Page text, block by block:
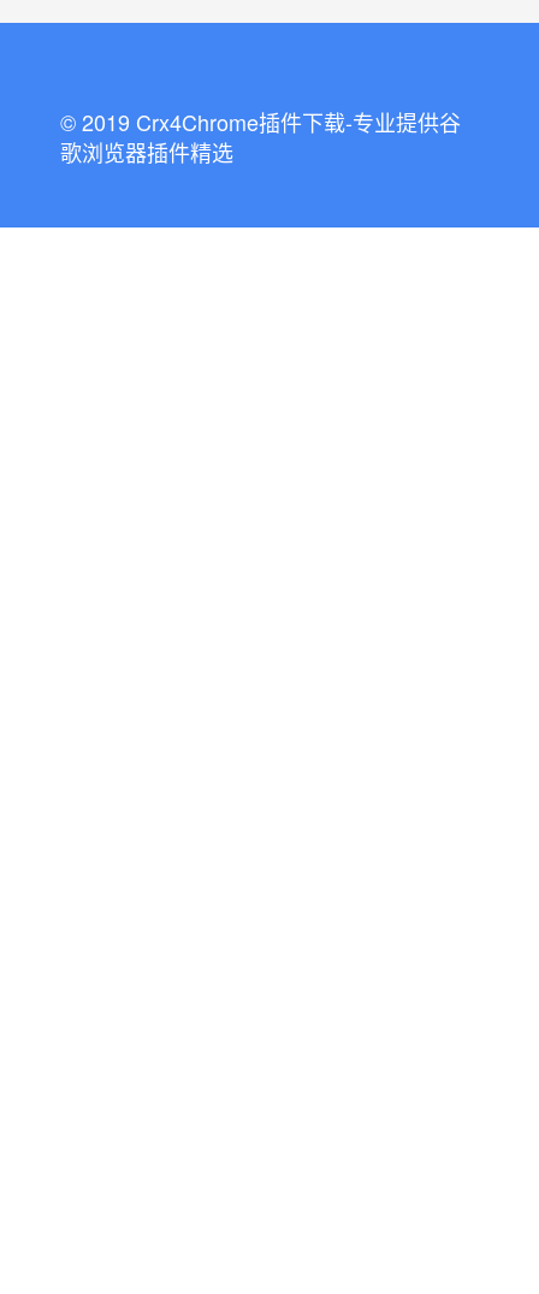
© 2019 Crx4Chrome插件下载-专业提供谷
歌浏览器插件精选